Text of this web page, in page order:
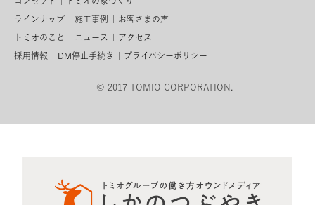
ラインナップ 施工事例 お客さまの声
トミオのこと ニュース アクセス
採用情報 DM停止手続き プライバシーポリシー
© 2017 TOMIO CORPORATION.